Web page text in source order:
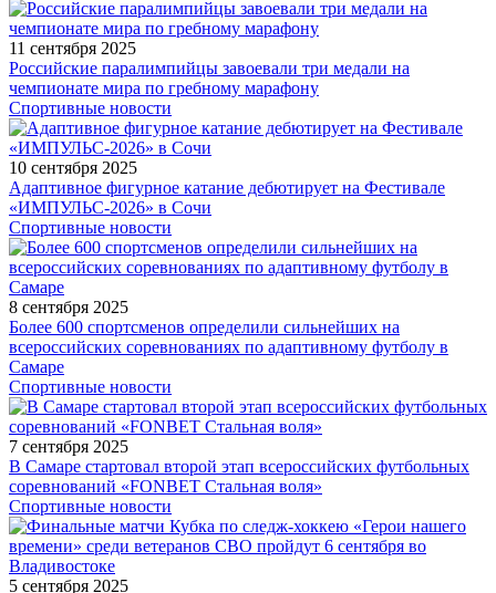
11 сентября 2025
Российские паралимпийцы завоевали три медали на
чемпионате мира по гребному марафону
Спортивные новости
10 сентября 2025
Адаптивное фигурное катание дебютирует на Фестивале
«ИМПУЛЬС-2026» в Сочи
Спортивные новости
8 сентября 2025
Более 600 спортсменов определили сильнейших на
всероссийских соревнованиях по адаптивному футболу в
Самаре
Спортивные новости
7 сентября 2025
В Самаре стартовал второй этап всероссийских футбольных
соревнований «FONBET Стальная воля»
Спортивные новости
5 сентября 2025